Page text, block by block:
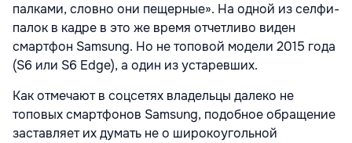
палками, словно они пещерные». На одной из селфи-
палок в кадре в это же время отчетливо виден
смартфон Samsung. Но не топовой модели 2015 года
(S6 или S6 Edge), а один из устаревших.
Как отмечают в соцсетях владельцы далеко не
топовых смартфонов Samsung, подобное обращение
заставляет их думать не о широкоугольной